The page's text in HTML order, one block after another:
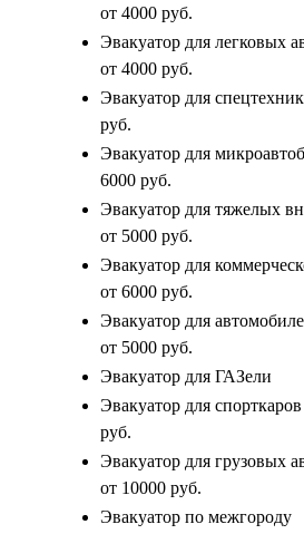
от 4000 руб.
Эвакуатор для легковых
от 4000 руб.
Эвакуатор для
руб.
Эвакуатор для
6000 руб.
Эвакуатор для тяжелых
от 5000 руб.
Эвакуатор для
от 6000 руб.
Эвакуатор для
от 5000 руб.
Эвакуатор для ГАЗели
Эвакуатор для спорткаров
руб.
Эвакуатор для грузовых
от 10000 руб.
Эвакуатор по межгороду